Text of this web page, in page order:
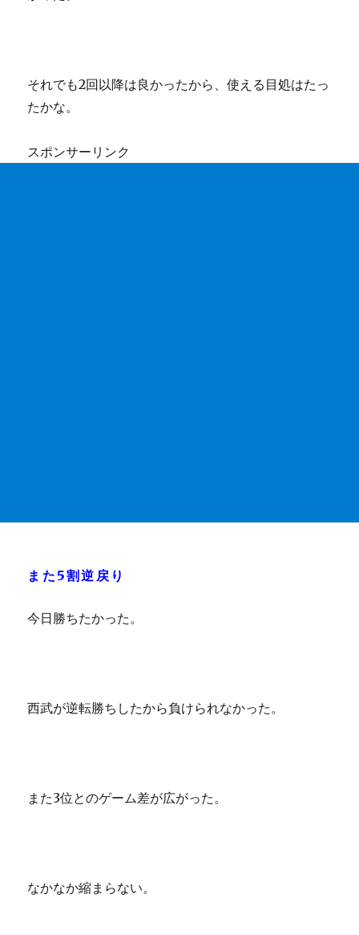
それでも2回以降は良かったから、使える目処はたっ
たかな。
スポンサーリンク
また5割逆戻り
今日勝ちたかった。
西武が逆転勝ちしたから負けられなかった。
また3位とのゲーム差が広がった。
なかなか縮まらない。